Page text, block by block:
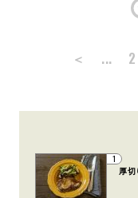
＜ ... 2
1
厚切